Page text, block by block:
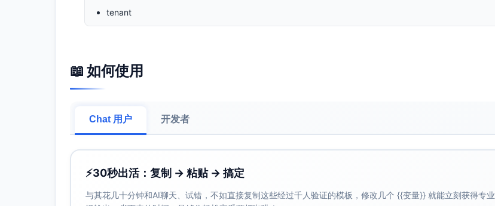
tenant
email(varchar(255), 唯一+tenant), mobile(varchar(32)), display_name(varchar(200)),
status(varchar(32))
role
permission
code(varchar(128)), name(varchar(200)), scope(varchar(64))
role_id(uuid), permission_id(uuid) 唯一组合
📖 如何使用
Chat 用户 开发者
⚡30秒出活：复制 → 粘贴 → 搞定
与其花几十分钟和AI聊天、试错，不如直接复制这些经过千人验证的模板，修改几个 {{变量}} 就能立刻获得专业